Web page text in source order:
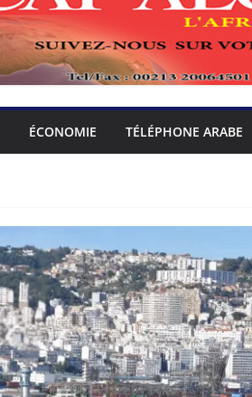
ÉCONOMIE TÉLÉPHONE ARABE